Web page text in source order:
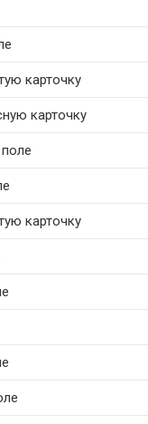
карточку
карточку
карточку